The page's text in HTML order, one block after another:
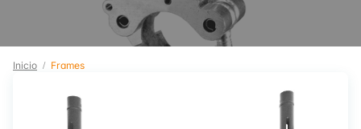
Inicio Frames